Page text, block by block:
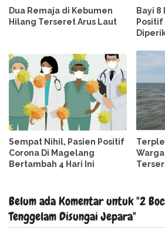
Dua Remaja di Kebumen
Hilang Terseret Arus Laut
Bayi
Positif
Sempat Nihil, Pasien Positif
Corona Di Magelang
Bertambah 4 Hari Ini
Belum ada Komentar untuk "2
Tenggelam Disungai Jepara"